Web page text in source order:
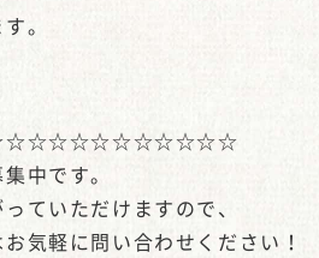
。
中です。
ていただけますので、
気軽に問い合わせください！